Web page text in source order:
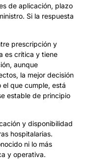
de aplicación, plazo
Si la respuesta
prescripción y
es crítica y tiene
aunque
la mejor decisión
el que cumple, está
estable de principio
y disponibilidad
hospitalarias.
ni lo más
y operativa.